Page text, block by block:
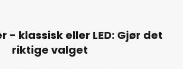
- klassisk eller LED: Gjør det
riktige valget